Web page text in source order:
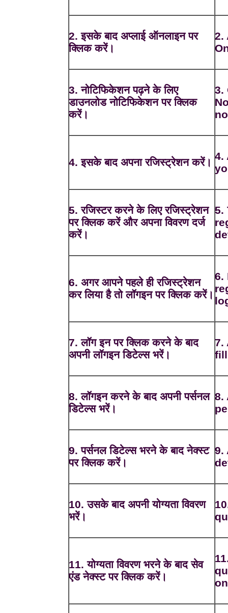
2. इसके बाद अप्लाई ऑनलाइन पर
क्लिक करें।
2.
3. नोटिफिकेशन पढ़ने के लिए
डाउनलोड नोटिफिकेशन पर क्लिक
करें।
3.
4. इसके बाद अपना रजिस्ट्रेशन करें।
4.
5. रजिस्टर करने के लिए रजिस्ट्रेशन
पर क्लिक करें और अपना विवरण दर्ज
करें।
5.
6. अगर आपने पहले ही रजिस्ट्रेशन
कर लिया है तो लॉगइन पर क्लिक करें।
6.
7. लॉग इन पर क्लिक करने के बाद
अपनी लॉगइन डिटेल्स भरें।
7.
8. लॉगइन करने के बाद अपनी पर्सनल
डिटेल्स भरें।
8.
9. पर्सनल डिटेल्स भरने के बाद नेक्स्ट
पर क्लिक करें।
9.
10. उसके बाद अपनी योग्यता विवरण
भरें।
11. योग्यता विवरण भरने के बाद सेव
एंड नेक्स्ट पर क्लिक करें।